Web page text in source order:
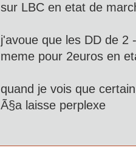
sur LBC en etat de
j'avoue que les DD de 2
meme pour 2euros en
quand je vois que
Ã§a laisse perplexe